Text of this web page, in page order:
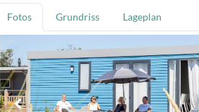
Fotos Grundriss Lageplan